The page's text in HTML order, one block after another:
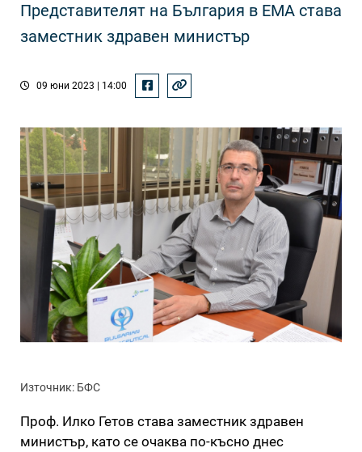
Представителят на България в ЕМА става
заместник здравен министър
09 юни 2023 | 14:00
Източник: БФС
Проф. Илко Гетов става заместник здравен
министър, като се очаква по-късно днес